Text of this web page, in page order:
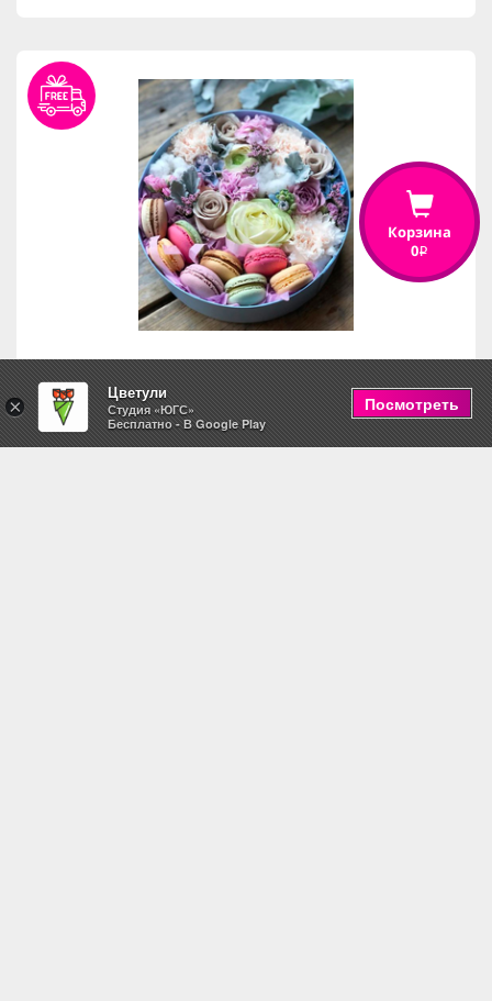
Коробка с макаронс "Комплимент"
Корзина
0i
×
Цветули
Студия «ЮГС»
Бесплатно - В Google Play
Посмотреть